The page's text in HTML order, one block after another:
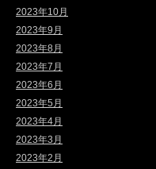
2023年10月
2023年9月
2023年8月
2023年7月
2023年6月
2023年5月
2023年4月
2023年3月
2023年2月